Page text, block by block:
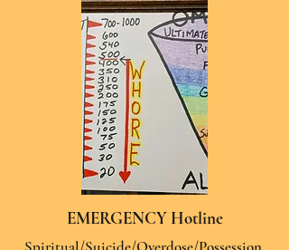
EMERGENCY Hotline